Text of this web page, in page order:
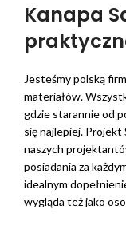
Kanapa
Jesteśmy polską
materiałów.
gdzie starannie od
się najlepiej.
naszych
posiadania za
idealnym
wygląda też jako